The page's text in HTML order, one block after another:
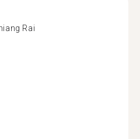
Rai